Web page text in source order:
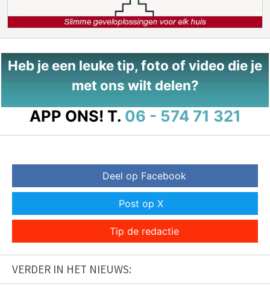
Heb je een leuke tip, foto of video die je
met ons wilt delen?
APP ONS! T. 06 - 574 71 321
Deel op Facebook
Post op X
Tip de redactie
VERDER IN HET NIEUWS: